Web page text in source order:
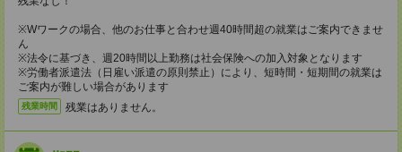
※Wワークの場合、他のお仕事と合わせ週40時間超の就業はご案内できませ
ん
※法令に基づき、週20時間以上勤務は社会保険への加入対象となります
※労働者派遣法（日雇い派遣の原則禁止）により、短時間・短期間の就業は
ご案内が難しい場合があります
残業時間 残業はありません。